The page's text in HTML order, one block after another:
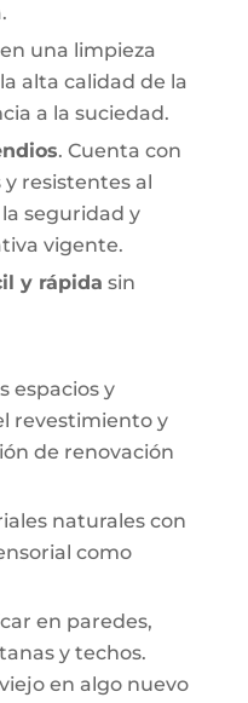
una limpieza
alta calidad de la
a la suciedad.
. Cuenta con
resistentes al
seguridad y
vigente.
y rápida sin
espacios y
revestimiento y
de renovación
naturales con
como
en paredes,
y techos.
en algo nuevo